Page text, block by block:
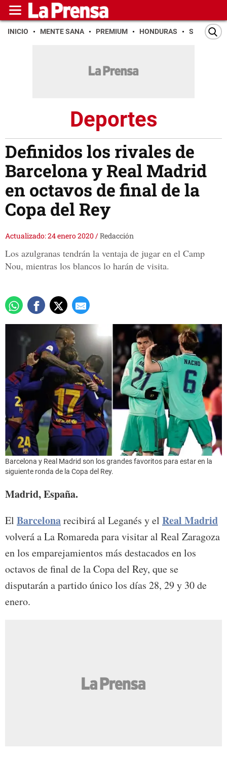
INICIO MENTE SANA PREMIUM HONDURAS SAN PEDRO
Deportes
Definidos los rivales de
Barcelona y Real Madrid
en octavos de final de la
Copa del Rey
Actualizado: 24 enero 2020/Redacción
Los azulgranas tendrán la ventaja de jugar en el Camp
Nou, mientras los blancos lo harán de visita.
Barcelona y Real Madrid son los grandes favoritos para estar en la
siguiente ronda de la Copa del Rey.
Madrid, España.
El Barcelonarecibirá al Leganés y el Real Madrid
volverá a La Romareda para visitar al Real Zaragoza
en los emparejamientos más destacados en los
octavos de final de la Copa del Rey, que se
disputarán a partido único los días 28, 29 y 30 de
enero.